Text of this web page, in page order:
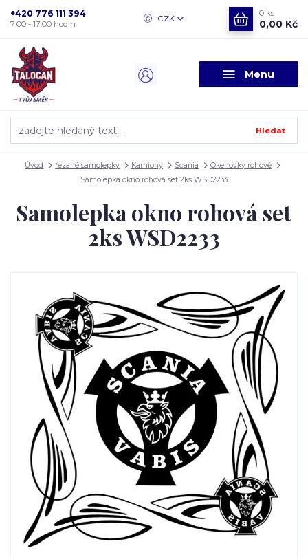
Menu
CZK
Hledat
+420 776 111 394
7:00 - 17:00 hodin
0 ks
0,00 Kč
Úvod řezané samolepky Kamiony Scania
Okenovky rohové
Samolepka okno rohová set 2ks WSD2233
Samolepka okno rohová set
2ks WSD2233